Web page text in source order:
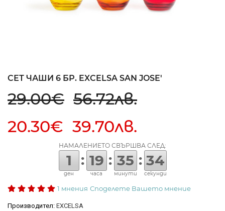
СЕТ ЧАШИ 6 БР. EXCELSA SAN JOSE'
29.00€ 56.72лв.
20.30€ 39.70лв.
НАМАЛЕНИЕТО СВЪРШВА СЛЕД:
1
ден
: 19
часа
: 35
минути
: 34
секунди
1 мнения Споделете Вашето мнение
Производител: EXCELSA